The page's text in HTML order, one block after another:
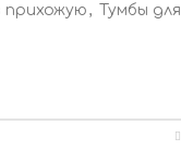
прихожую ,
Тумбы для